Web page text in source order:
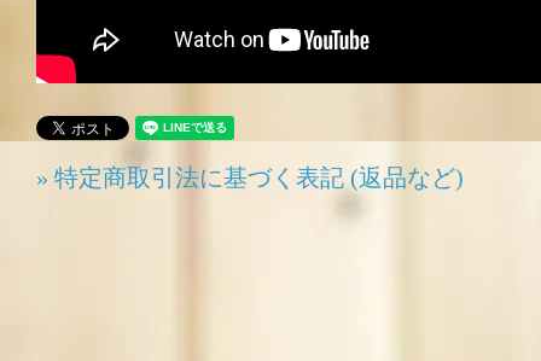
» 特定商取引法に基づく表記 (返品など)